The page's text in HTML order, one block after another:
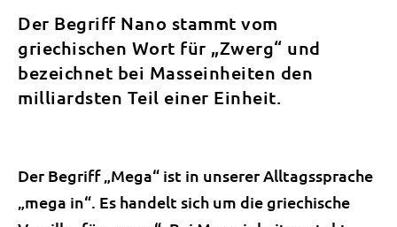
Der Begriff Nano stammt vom
griechischen Wort für „Zwerg“ und
bezeichnet bei Masseinheiten den
milliardsten Teil einer Einheit.
Der Begriff „Mega“ ist in unserer Alltagssprache
„mega in“. Es handelt sich um die griechische